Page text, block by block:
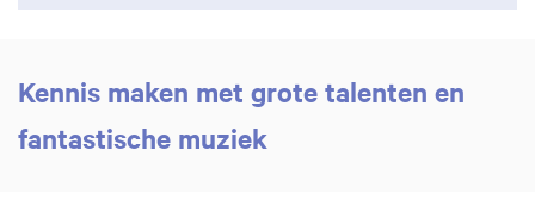
Kennis maken met grote talenten en
fantastische muziek